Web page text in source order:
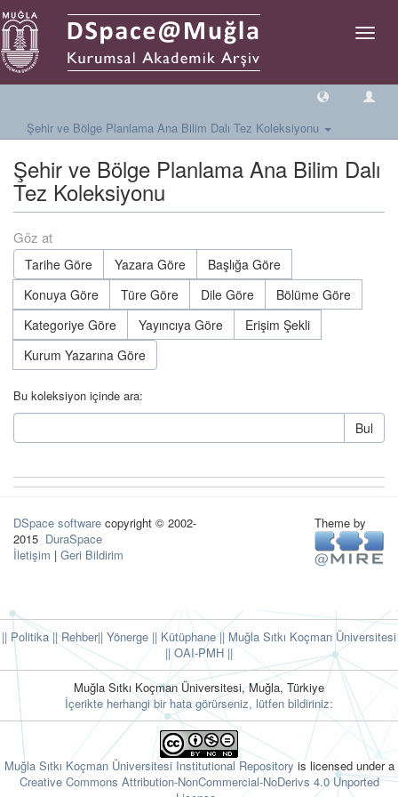
Geçiş
Şehir ve Bölge Planlama Ana Bilim Dalı Tez Koleksiyonu
Şehir ve Bölge Planlama Ana Bilim Dalı
Tez Koleksiyonu
Göz at
Tarihe Göre Yazara Göre
Başlığa Göre
Konuya Göre
Türe Göre Dile Göre
Bölüme Göre
Kategoriye Göre
Yayıncıya Göre
Erişim Şekli
Kurum Yazarına Göre
Bu koleksiyon içinde ara:
Bul
DSpace software copyright © 2002-
2015 DuraSpace
İletişim | Geri Bildirim
Theme by
|| Politika|| Rehber|| Yönerge || Kütüphane|| Muğla Sıtkı Koçman Üniversitesi
||OAI-PMH ||
Muğla Sıtkı Koçman Üniversitesi, Muğla, Türkiye
İçerikte herhangi bir hata görürseniz, lütfen bildiriniz:
Muğla Sıtkı Koçman Üniversitesi Institutional Repositoryis licensed under a
Creative Commons Attribution-NonCommercial-NoDerivs 4.0 Unported